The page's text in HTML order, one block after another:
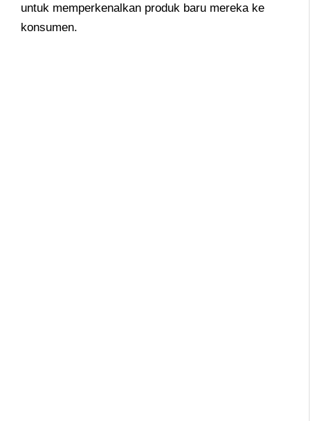
untuk memperkenalkan produk baru mereka ke
konsumen.